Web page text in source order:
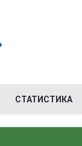
СТАТИСТИКА